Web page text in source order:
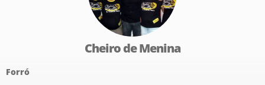
Cheiro de Menina
Forró